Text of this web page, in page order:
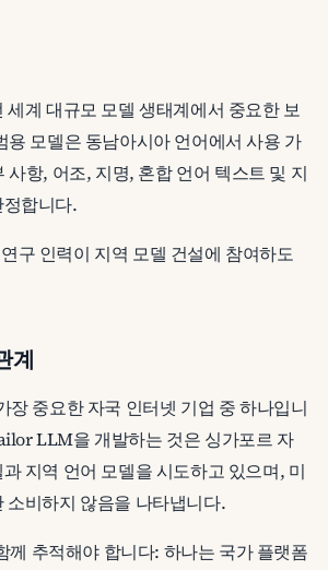
세계 대규모 모델 생태계에서 중요한 보
용 모델은 동남아시아 언어에서 사용 가
사항, 어조, 지명, 혼합 언어 텍스트 및 지
합니다.
구 인력이 지역 모델 건설에 참여하도
계
장 중요한 자국 인터넷 기업 중 하나입니
LLM을 개발하는 것은 싱가포르 자
지역 언어 모델을 시도하고 있으며, 미
소비하지 않음을 나타냅니다.
께 추적해야 합니다: 하나는 국가 플랫폼